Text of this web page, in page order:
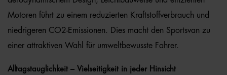
Motoren führt zu einem reduzierten Kraftstoffverbrauch und
niedrigeren CO2-Emissionen. Dies macht den Sportsvan zu
einer attraktiven Wahl für umweltbewusste Fahrer.
Alltagstauglichkeit – Vielseitigkeit in jeder Hinsicht